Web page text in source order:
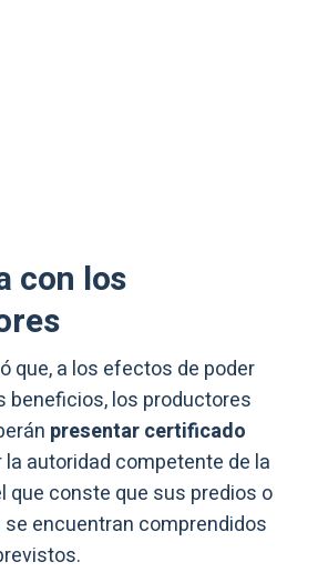
con los
que, a los efectos de poder
beneficios, los productores
presentar certificado
la autoridad competente de la
que conste que sus predios o
encuentran comprendidos